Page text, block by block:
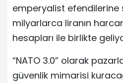
emperyalist efendilerine
milyarlarca liranın
hesapları ile birlikte
“NATO 3.0” olarak
güvenlik mimarisi